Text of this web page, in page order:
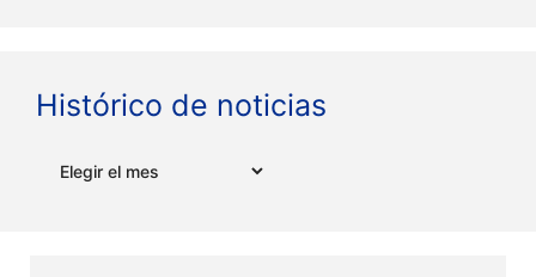
Histórico de noticias